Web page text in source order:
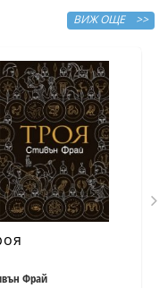
ВИЖ ОЩЕ >>
Фрай